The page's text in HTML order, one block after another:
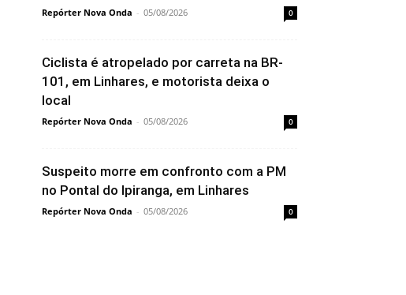
Repórter Nova Onda - 05/08/2026 0
Ciclista é atropelado por carreta na BR-
101, em Linhares, e motorista deixa o
local
Repórter Nova Onda - 05/08/2026 0
Suspeito morre em confronto com a PM
no Pontal do Ipiranga, em Linhares
Repórter Nova Onda - 05/08/2026 0